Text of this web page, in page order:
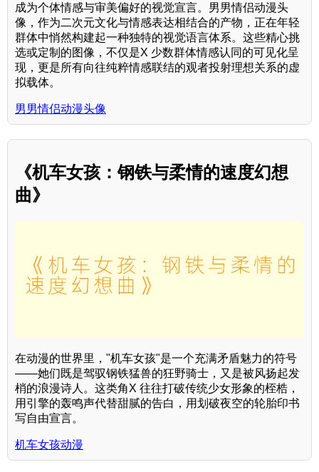
成为个体情感与审美偏好的视觉宣言。男男情侣动漫头
像，作为二次元文化与情感表达相结合的产物，正在年轻
群体中悄然构建起一种独特的视觉语言体系。这些精心挑
选或定制的图像，不仅是X 少数群体情感认同的可见化呈
现，更是所有向往纯粹情感联结的观者投射理想关系的虚
拟载体。
男男情侣动漫头像
《机车女孩：钢铁与柔情的速度幻想
曲》
在动漫的世界里，"机车女孩"是一个充满矛盾魅力的符号
——她们既是驾驭钢铁猛兽的狂野骑士，又是被风扬起发
梢的浪漫诗人。这类角X 往往打破传统少女形象的桎梏，
用引擎的轰鸣声代替甜腻的告白，用划破夜空的轮胎印书
写自由宣言。
机车女孩动漫